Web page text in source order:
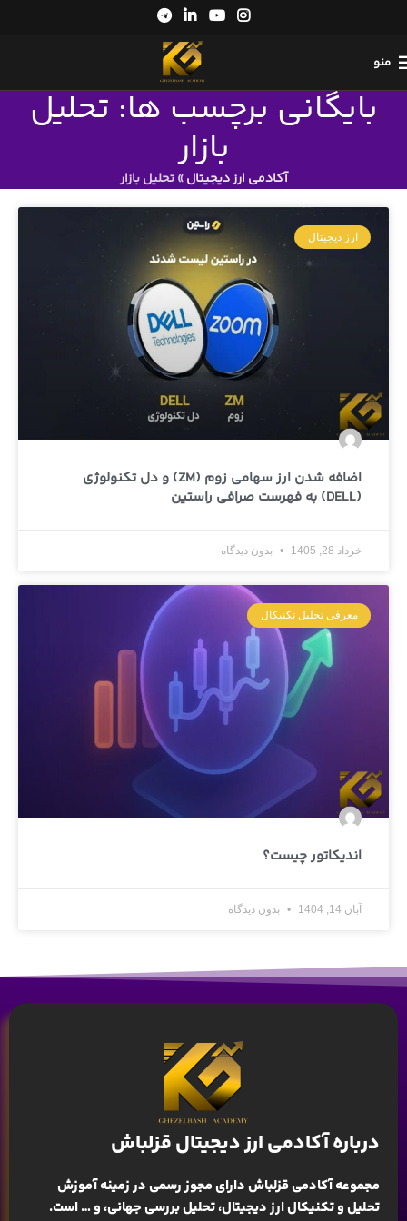
منو
بایگانی برچسب ها: تحلیل
بازار
آکادمی ارز دیجیتال»تحلیل بازار
ارز دیجیتال
اضافه شدن ارز سهامی زوم (ZM) و دل تکنولوژی
(DELL) به فهرست صرافی راستین
خرداد 28, 1405 بدون دیدگاه
معرفی تحلیل تکنیکال
اندیکاتور چیست؟
آبان 14, 1404 بدون دیدگاه
درباره آکادمی ارز دیجیتال قزلباش
مجموعه آکادمی قزلباش دارای مجوز رسمی در زمینهآموزش
تحلیل و تکنیکال ارز دیجیتال، تحلیل بررسی جهانی، و … است.